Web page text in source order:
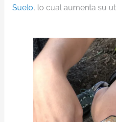
Suelo, lo cual aumenta su